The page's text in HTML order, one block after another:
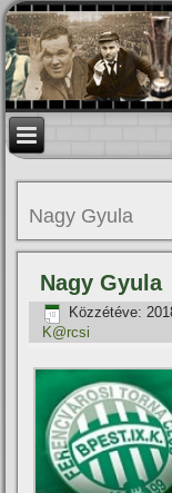
Nagy Gyula
Nagy Gyula
Közzétéve:
K@rcsi